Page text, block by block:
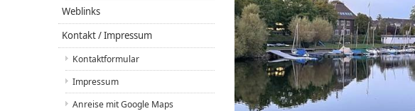
Weblinks
Kontakt / Impressum
Kontaktformular
Impressum
Anreise mit Google Maps